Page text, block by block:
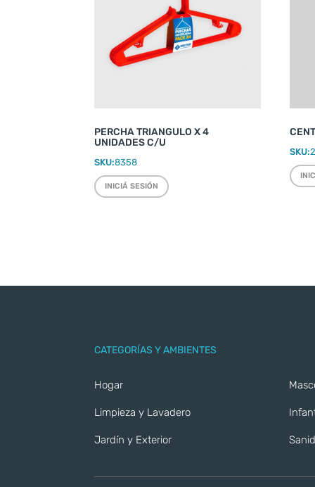
PERCHA TRIANGULO X 4
UNIDADES C/U
SKU:8358
INICIÁ SESIÓN
SKU:
CATEGORÍAS Y AMBIENTES
Hogar
Limpieza y Lavadero
Jardín y Exterior